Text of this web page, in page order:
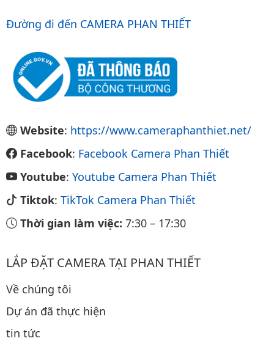
Đường đi đến CAMERA PHAN THIẾT
Website: https://www.cameraphanthiet.net/
Facebook: Facebook Camera Phan Thiết
Youtube: Youtube Camera Phan Thiết
Tiktok: TikTok Camera Phan Thiết
Thời gian làm việc: 7:30 – 17:30
LẮP ĐẶT CAMERA TẠI PHAN THIẾT
Về chúng tôi
Dự án đã thực hiện
tin tức